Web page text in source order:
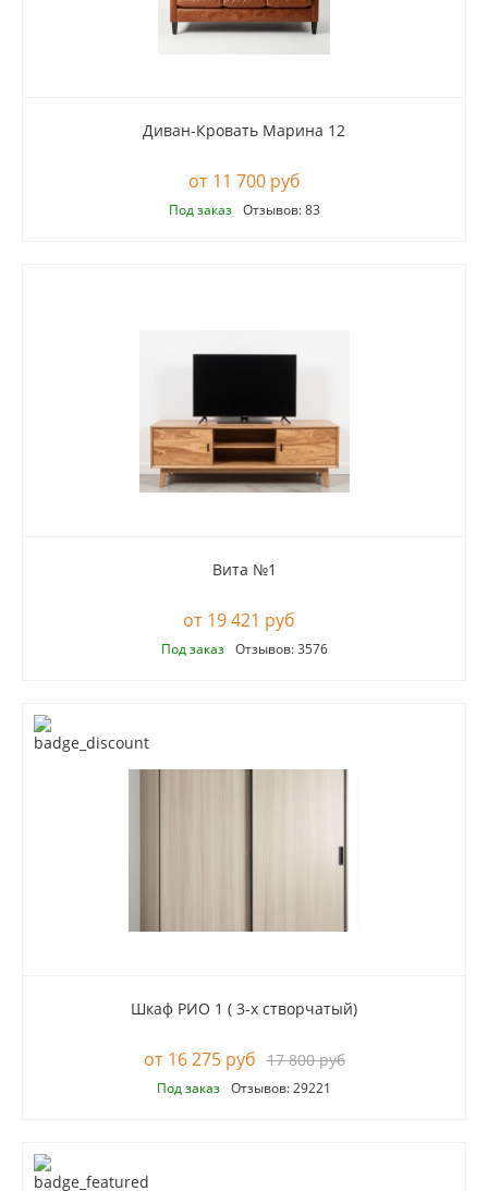
Диван-Кровать Марина 12
11 700 руб
Под заказ Отзывов: 83
Вита №1
19 421 руб
Под заказ Отзывов: 3576
Шкаф РИО 1 ( 3-х створчатый)
16 275 руб 17 800 руб
Под заказ Отзывов: 29221